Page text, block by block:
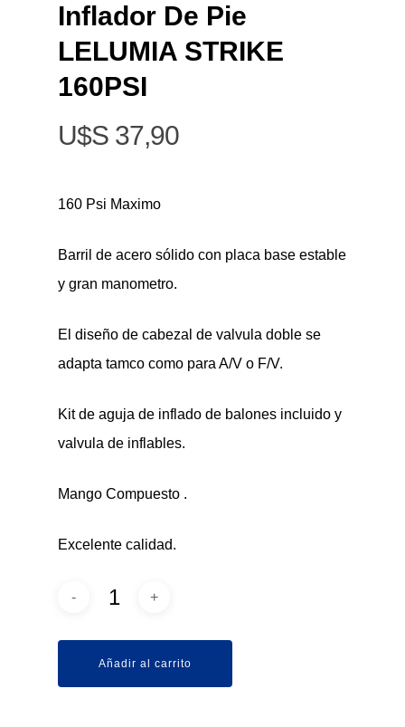
Inflador De Pie
LELUMIA STRIKE
160PSI
$
37,90
160 Psi Maximo
Barril de acero sólido con placa base estable
y gran manometro.
El diseño de cabezal de valvula doble se
adapta tamco como para A/V o F/V.
Kit de aguja de inflado de balones incluido y
valvula de inflables.
Mango Compuesto .
Excelente calidad.
Añadir al carrito